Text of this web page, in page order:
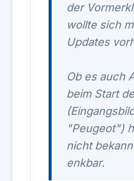
der
wollte sich
Updates
Ob es auch
beim Start
"Peugeot")
nicht
enkbar.